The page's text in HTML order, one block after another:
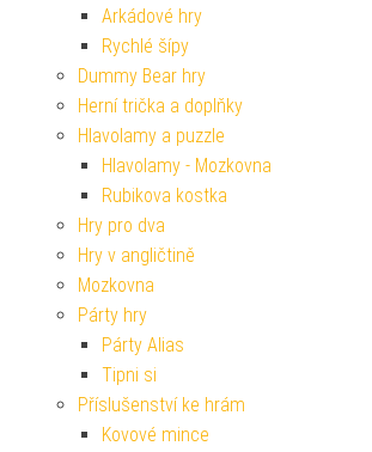
Arkádové hry
Rychlé šípy
Dummy Bear hry
Herní trička a doplňky
Hlavolamy a puzzle
Hlavolamy - Mozkovna
Rubikova kostka
Hry pro dva
Hry v angličtině
Mozkovna
Párty hry
Párty Alias
Tipni si
Příslušenství ke hrám
Kovové mince